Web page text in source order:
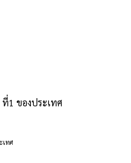
ที่1 ของประเทศ
เทศ